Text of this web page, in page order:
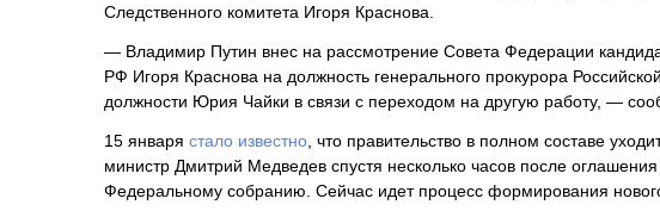
Следственного комитета Игоря Краснова.
— Владимир Путин внес на рассмотрение Совета Федерации
РФ Игоря Краснова на должность генерального прокурора
должности Юрия Чайки в связи с переходом на другую работу, —
15 января стало известно , что правительство в полном составе
министр Дмитрий Медведев спустя несколько часов после
Федеральному собранию. Сейчас идет процесс формирования нового